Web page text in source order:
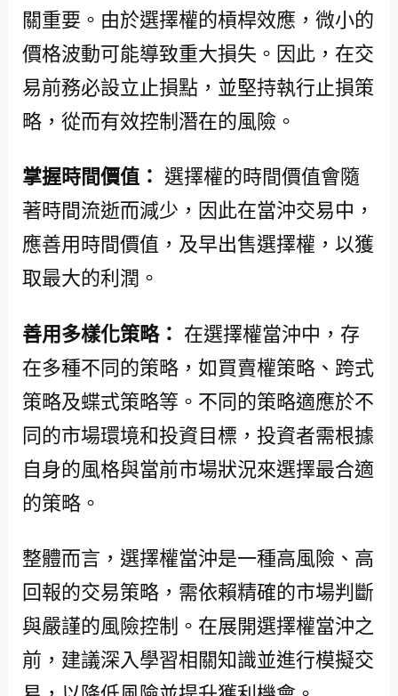
關重要。由於選擇權的槓桿效應，微小的
價格波動可能導致重大損失。因此，在交
易前務必設立止損點，並堅持執行止損策
略，從而有效控制潛在的風險。
掌握時間價值： 選擇權的時間價值會隨
著時間流逝而減少，因此在當沖交易中，
應善用時間價值，及早出售選擇權，以獲
取最大的利潤。
善用多樣化策略： 在選擇權當沖中，存
在多種不同的策略，如買賣權策略、跨式
策略及蝶式策略等。不同的策略適應於不
同的市場環境和投資目標，投資者需根據
自身的風格與當前市場狀況來選擇最合適
的策略。
整體而言，選擇權當沖是一種高風險、高
回報的交易策略，需依賴精確的市場判斷
與嚴謹的風險控制。在展開選擇權當沖之
前，建議深入學習相關知識並進行模擬交